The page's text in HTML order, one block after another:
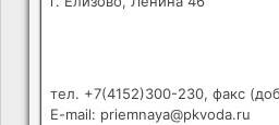
тел. +7(4152)300-230, факс
E-mail: priemnaya@pkvoda.ru